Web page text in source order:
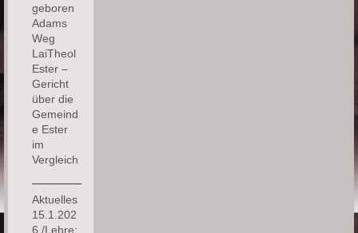
geboren
Adams
Weg
LaiTheol
Ester –
Gericht
über die
Gemeind
e Ester
im
Vergleich
Aktuelles
15.1.202
6 /Lehre: